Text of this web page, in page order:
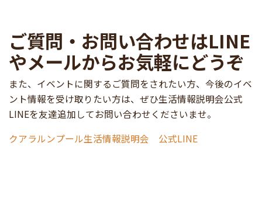
ご質問・お問い合わせはLINE
やメールからお気軽にどうぞ
また、イベントに関するご質問をされたい方、今後のイベ
ント情報を受け取りたい方は、ぜひ生活情報説明会公式
LINEを友達追加してお問い合わせくださいませ。
クアラルンプール生活情報説明会 公式LINE